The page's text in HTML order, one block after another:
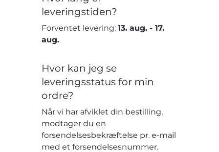
leveringstiden?
Forventet levering:13. aug. -17.
aug.
Hvor kan jeg se
leveringsstatus for min
ordre?
Når vi har afviklet din bestilling,
modtager du en
forsendelsesbekræftelse pr. e-mail
med et forsendelsesnummer.